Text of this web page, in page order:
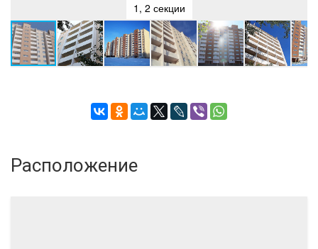
Инфраструктура
Тарманы – достаточно привлекательный и удобный для
проживания район с хорошо развитой инфраструктурой: на ул.
«Гайдаровец», профессиональное училище №34, библиотека,
взрослая и детская поликлиники, аптеки, магазины, недавно
На улице Малышева расположен ДКиТ «Торфяник», где
1, 2 секции
Расположение